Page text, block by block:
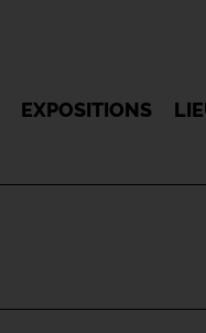
EXPOSITIONS